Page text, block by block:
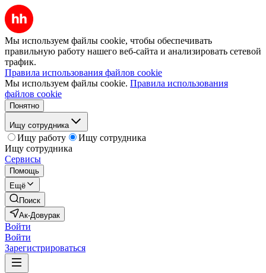
Мы используем файлы cookie, чтобы обеспечивать
правильную работу нашего веб-сайта и анализировать сетевой
трафик.
Правила использования файлов cookie
Мы используем файлы cookie. Правила использования
файлов cookie
Понятно
Ищу сотрудника
Ищу работу
Ищу сотрудника
Ищу сотрудника
Сервисы
Помощь
Ещё
Поиск
Ак-Довурак
Войти
Войти
Зарегистрироваться